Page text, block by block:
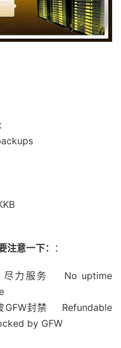
意一下： ：
尽力服务 No uptime
GFW封禁 Refundable
by GFW